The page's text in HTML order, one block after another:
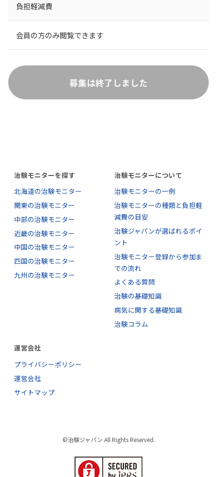
負担軽減費
会員の方のみ閲覧できます
募集は終了しました
治験モニターを探す
北海道の治験モニター
関東の治験モニター
中部の治験モニター
近畿の治験モニター
中国の治験モニター
四国の治験モニター
九州の治験モニター
治験モニターについて
治験モニターの一例
治験モニターの種類と負担軽
減費の目安
治験ジャパンが選ばれるポイ
ント
治験モニター登録から参加ま
での流れ
よくある質問
治験の基礎知識
病気に関する基礎知識
治験コラム
運営会社
プライバシーポリシー
運営会社
サイトマップ
©治験ジャパン All Rights Reserved.